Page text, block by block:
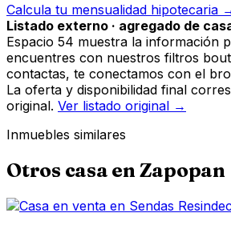
Calcula tu mensualidad hipotecaria
Listado externo · agregado de
Espacio 54 muestra la información
encuentres con nuestros filtros
contactas, te conectamos con el
La oferta y disponibilidad final
original. Ver listado original →
Inmuebles similares
Otros casa en Zapopan